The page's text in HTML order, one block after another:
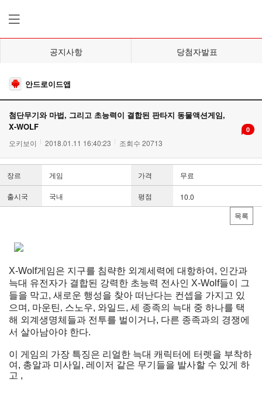
공지사항 당첨자발표
안드로이드앱
첨단무기와 마법, 그리고 초능력이 결합된 판타지 동물액션게임,
X-WOLF
오키보이 2018.01.11 16:40:23 조회수 20713
0
장르 게임 가격 무료
출시국 국내 평점
10.0
목록
X-Wolf게임은 지구를 침략한 외계세력에 대항하여 , 인간과
늑대 유전자가 결합된 강력한 초능력 전사인 X-Wolf들이
그
들을 막고, 새로운 행성을 찾아 떠난다는 컨셉을 가지고 있
으며, 마운틴, 스노우, 와일드, 세 종족의 늑대 중 하나를 택
해 외계생명체들과 전투를 벌이거나, 다른 종족과의 경쟁에
서 살아남아야 한다.
이 게임의 가장 특징은 리얼한 늑대 캐릭터에 터렛을 부착하
여 , 총알과 미사일, 레이저 같은 무기들을 발사할 수 있게 하
고 ,